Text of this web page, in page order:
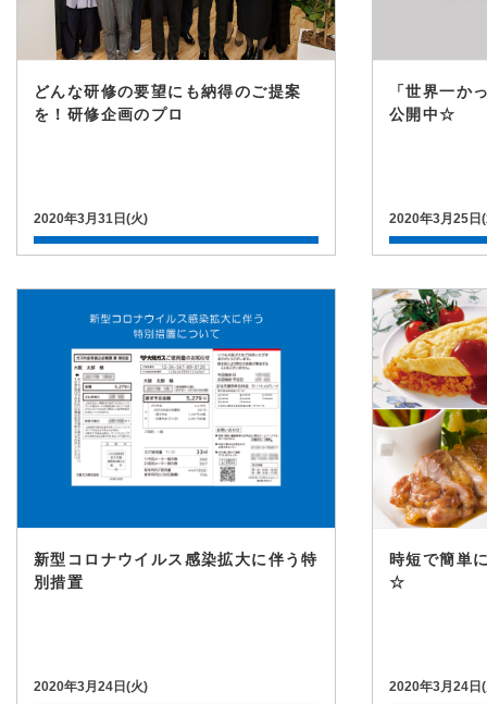
どんな研修の要望にも納得のご提案
を！研修企画のプロ
2020年3月31日(火)
「世界一か
公開中☆
2020年3月25日
新型コロナウイルス感染拡大に伴う特
別措置
2020年3月24日(火)
時短で簡単
☆
2020年3月24日